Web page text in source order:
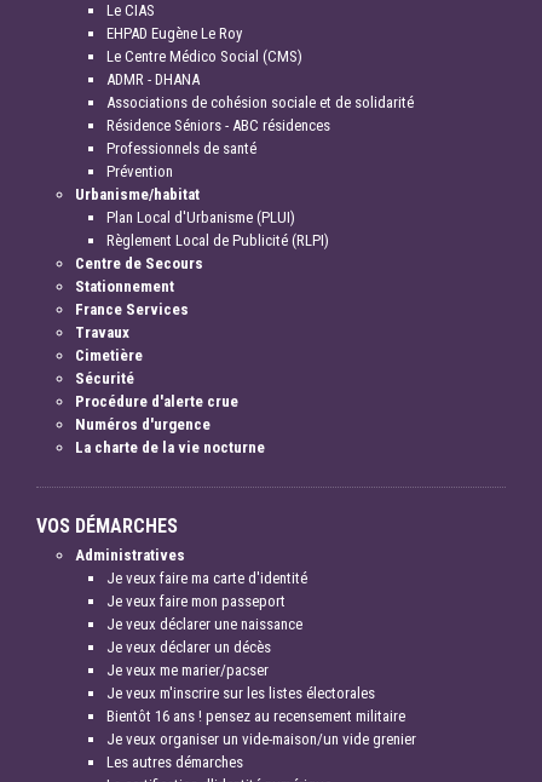
Le CIAS
EHPAD Eugène Le Roy
Le Centre Médico Social (CMS)
ADMR - DHANA
Associations de cohésion sociale et de solidarité
Résidence Séniors - ABC résidences
Professionnels de santé
Prévention
Urbanisme/habitat
Plan Local d'Urbanisme (PLUI)
Règlement Local de Publicité (RLPI)
Centre de Secours
Stationnement
France Services
Travaux
Cimetière
Sécurité
Procédure d'alerte crue
Numéros d'urgence
La charte de la vie nocturne
VOS DÉMARCHES
Administratives
Je veux faire ma carte d'identité
Je veux faire mon passeport
Je veux déclarer une naissance
Je veux déclarer un décès
Je veux me marier/pacser
Je veux m'inscrire sur les listes électorales
Bientôt 16 ans ! pensez au recensement militaire
Je veux organiser un vide-maison/un vide grenier
Les autres démarches